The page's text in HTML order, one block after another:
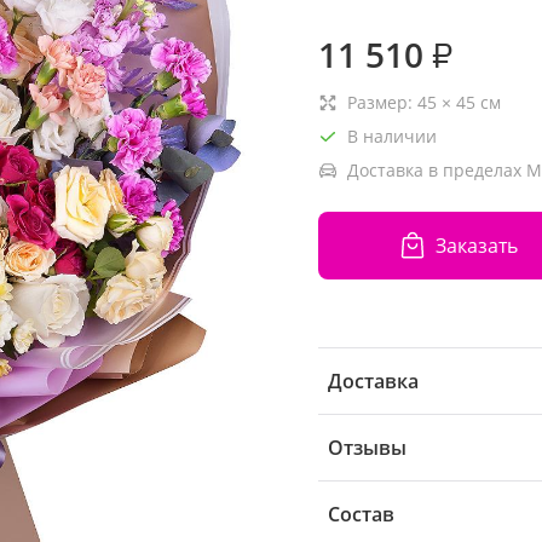
11 510 ₽
Размер: 45 × 45 см
В наличии
Доставка в пределах
Заказать
Доставка
Отзывы
Состав